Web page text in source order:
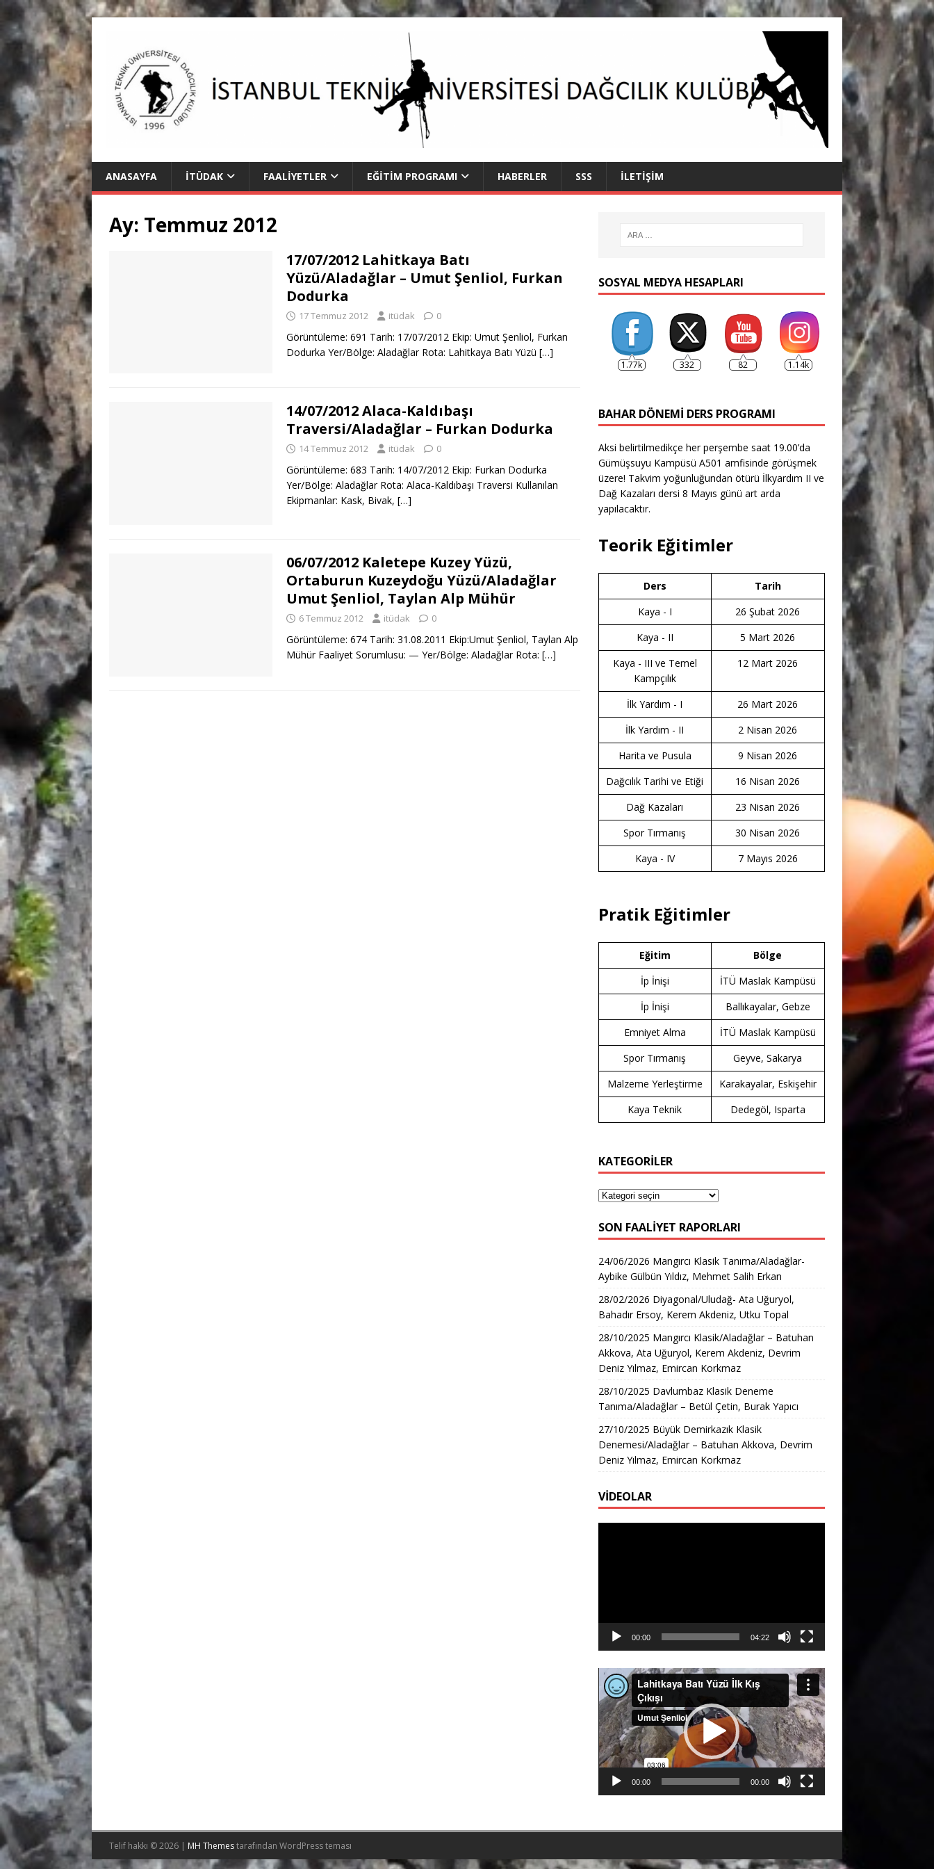
ANASAYFA İTÜDAK FAALIYETLER EĞITIM PROGRAMI HABERLER SSS İLETIŞIM
Ay: Temmuz 2012
17/07/2012 Lahitkaya Batı
Yüzü/Aladağlar – Umut Şenliol, Furkan
Dodurka
17 Temmuz 2012 itüdak 0
Görüntüleme: 691 Tarih: 17/07/2012 Ekip: Umut Şenliol, Furkan
Dodurka Yer/Bölge: Aladağlar Rota: Lahitkaya Batı Yüzü […]
14/07/2012 Alaca-Kaldıbaşı
Traversi/Aladağlar – Furkan Dodurka
14 Temmuz 2012 itüdak 0
Görüntüleme: 683 Tarih: 14/07/2012 Ekip: Furkan Dodurka
Yer/Bölge: Aladağlar Rota: Alaca-Kaldıbaşı Traversi Kullanılan
Ekipmanlar: Kask, Bivak, […]
06/07/2012 Kaletepe Kuzey Yüzü,
Ortaburun Kuzeydoğu Yüzü/Aladağlar
Umut Şenliol, Taylan Alp Mühür
6 Temmuz 2012 itüdak 0
Görüntüleme: 674 Tarih: 31.08.2011 Ekip:Umut Şenliol, Taylan Alp
Mühür Faaliyet Sorumlusu: — Yer/Bölge: Aladağlar Rota: […]
SOSYAL MEDYA HESAPLARI
1.77k 332 82 1.14k
BAHAR DÖNEMI DERS PROGRAMI
Aksi belirtilmedikçe her perşembe saat 19.00’da
Gümüşsuyu Kampüsü A501 amfisinde görüşmek
üzere! Takvim yoğunluğundan ötürü İlkyardım II ve
Dağ Kazaları dersi 8 Mayıs günü art arda
yapılacaktır.
Teorik Eğitimler
Ders
Tarih
Kaya - I
26 Şubat 2026
Kaya - II
5 Mart 2026
Kaya - III ve Temel
Kampçılık
12 Mart 2026
İlk Yardım - I
26 Mart 2026
İlk Yardım - II
2 Nisan 2026
Harita ve Pusula
9 Nisan 2026
Dağcılık Tarihi ve Etiği
16 Nisan 2026
Dağ Kazaları
23 Nisan 2026
Spor Tırmanış
30 Nisan 2026
Kaya - IV
7 Mayıs 2026
Pratik Eğitimler
Eğitim
Bölge
İp İnişi
İTÜ Maslak Kampüsü
İp İnişi
Ballıkayalar, Gebze
Emniyet Alma
İTÜ Maslak Kampüsü
Spor Tırmanış
Geyve, Sakarya
Malzeme Yerleştirme
Karakayalar, Eskişehir
Kaya Teknik
Dedegöl, Isparta
KATEGORİLER
SON FAALIYET RAPORLARI
24/06/2026 Mangırcı Klasik Tanıma/Aladağlar-
Aybike Gülbün Yıldız, Mehmet Salih Erkan
28/02/2026 Diyagonal/Uludağ- Ata Uğuryol,
Bahadır Ersoy, Kerem Akdeniz, Utku Topal
28/10/2025 Mangırcı Klasik/Aladağlar – Batuhan
Akkova, Ata Uğuryol, Kerem Akdeniz, Devrim
Deniz Yılmaz, Emircan Korkmaz
28/10/2025 Davlumbaz Klasik Deneme
Tanıma/Aladağlar – Betül Çetin, Burak Yapıcı
27/10/2025 Büyük Demirkazık Klasik
Denemesi/Aladağlar – Batuhan Akkova, Devrim
Deniz Yılmaz, Emircan Korkmaz
VİDEOLAR
00:00 04:22
Video
oynatıcı
00:00 00:00
Telif hakkı © 2026 | MH Themestarafından WordPress teması